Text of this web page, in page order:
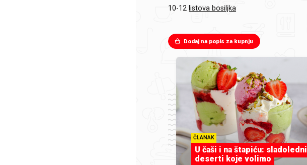
10-12 listova bosiljka
Dodaj na popis za kupnju
ČLANAK
U čaši i na štapiću: sladoledni
deserti koje volimo